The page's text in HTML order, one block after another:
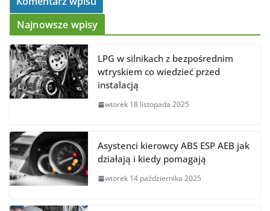
Najnowsze wpisy
LPG w silnikach z bezpośrednim
wtryskiem co wiedzieć przed
instalacją
wtorek 18 listopada 2025
Asystenci kierowcy ABS ESP AEB jak
działają i kiedy pomagają
wtorek 14 października 2025